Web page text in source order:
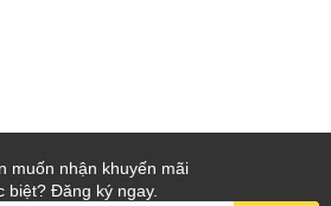
muốn nhận khuyến mãi
biệt? Đăng ký ngay.